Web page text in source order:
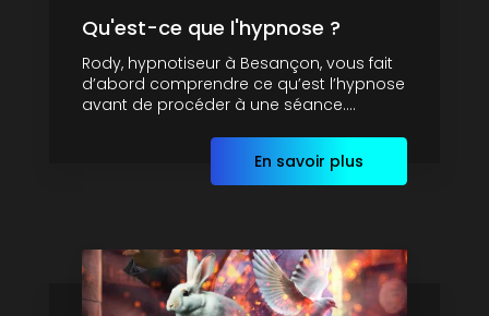
Qu'est-ce que l'hypnose ?
Rody, hypnotiseur à Besançon, vous fait
d’abord comprendre ce qu’est l’hypnose
avant de procéder à une séance....
En savoir plus